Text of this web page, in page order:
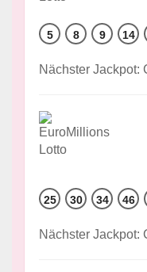
5 8 9 14
Nächster Jackpot:
25 30 34 46
Nächster Jackpot: